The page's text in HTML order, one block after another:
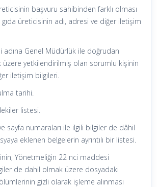
başvuru sahibinden farklı olması
üreticisinin adı, adresi ve diğer iletişim
adına Genel Müdürlük ile doğrudan
üzere yetkilendirilmiş olan sorumlu kişinin
iletişim bilgileri.
tarihi.
listesi.
sayfa numaraları ile ilgili bilgiler de dâhil
eklenen belgelerin ayrıntılı bir listesi.
Yönetmeliğin 22 nci maddesi
de dahil olmak üzere dosyadaki
gizli olarak işleme alınması